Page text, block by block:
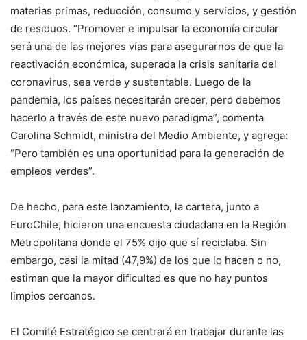
materias primas, reducción, consumo y servicios, y gestión
de residuos. “Promover e impulsar la economía circular
será una de las mejores vías para asegurarnos de que la
reactivación económica, superada la crisis sanitaria del
coronavirus, sea verde y sustentable. Luego de la
pandemia, los países necesitarán crecer, pero debemos
hacerlo a través de este nuevo paradigma”, comenta
Carolina Schmidt, ministra del Medio Ambiente, y agrega:
“Pero también es una oportunidad para la generación de
empleos verdes”.
De hecho, para este lanzamiento, la cartera, junto a
EuroChile, hicieron una encuesta ciudadana en la Región
Metropolitana donde el 75% dijo que sí reciclaba. Sin
embargo, casi la mitad (47,9%) de los que lo hacen o no,
estiman que la mayor dificultad es que no hay puntos
limpios cercanos.
El Comité Estratégico se centrará en trabajar durante las